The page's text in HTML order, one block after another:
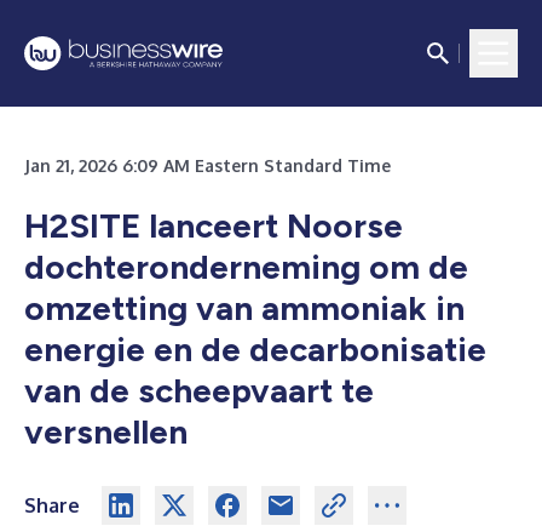
Jan 21, 2026 6:09 AM Eastern Standard Time
H2SITE lanceert Noorse
dochteronderneming om de
omzetting van ammoniak in
energie en de decarbonisatie
van de scheepvaart te
versnellen
Share